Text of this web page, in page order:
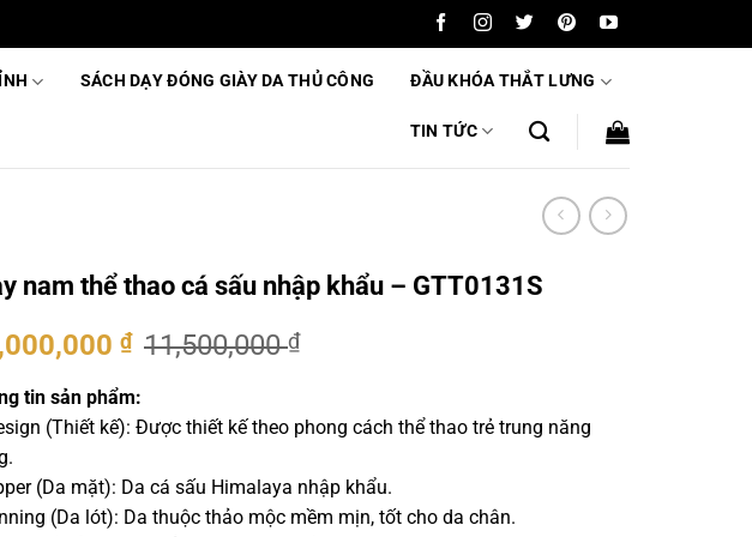
SÁCH DẠY ĐÓNG GIÀY DA THỦ CÔNG ĐẦU KHÓA THẮT LƯNG
TIN TỨC
nam thể thao cá sấu nhập khẩu – GTT0131S
11,500,000₫
₫.
₫Giá
tại
là:
tin sản phẩm:
(Thiết kế): Được thiết kế theo phong cách thể thao trẻ trung năng
(Da mặt): Da cá sấu Himalaya nhập khẩu.
(Da lót): Da thuộc thảo mộc mềm mịn, tốt cho da chân.